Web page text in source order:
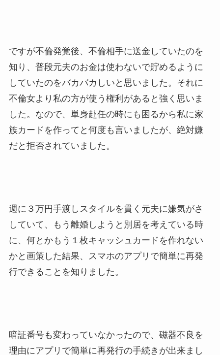
ですが不倫発覚後、不倫相手に送金していたのを
知り、普段元夫のお金は使わないで貯めるように
していたのをバカバカしいと思いました。それに
不倫女より私の方が使う権利があると強く思いま
した。なので、単身赴任の時にも困るから私に家
族カードを作ってと何度も言いましたが、絶対嫌
だと拒否されていました。
週に３万円手渡しスタイルを貫く元夫に嫌気がさ
していて、もう離婚しようと別居を考えている時
に、何とかもう１枚キャッシュカードを作れない
かと画策した結果、スマホのアプリで簡単に再発
行できることを知りました。
暗証番号も変わっていなかったので、磁器不良を
理由にアプリで簡単に再発行の手続きが出来まし